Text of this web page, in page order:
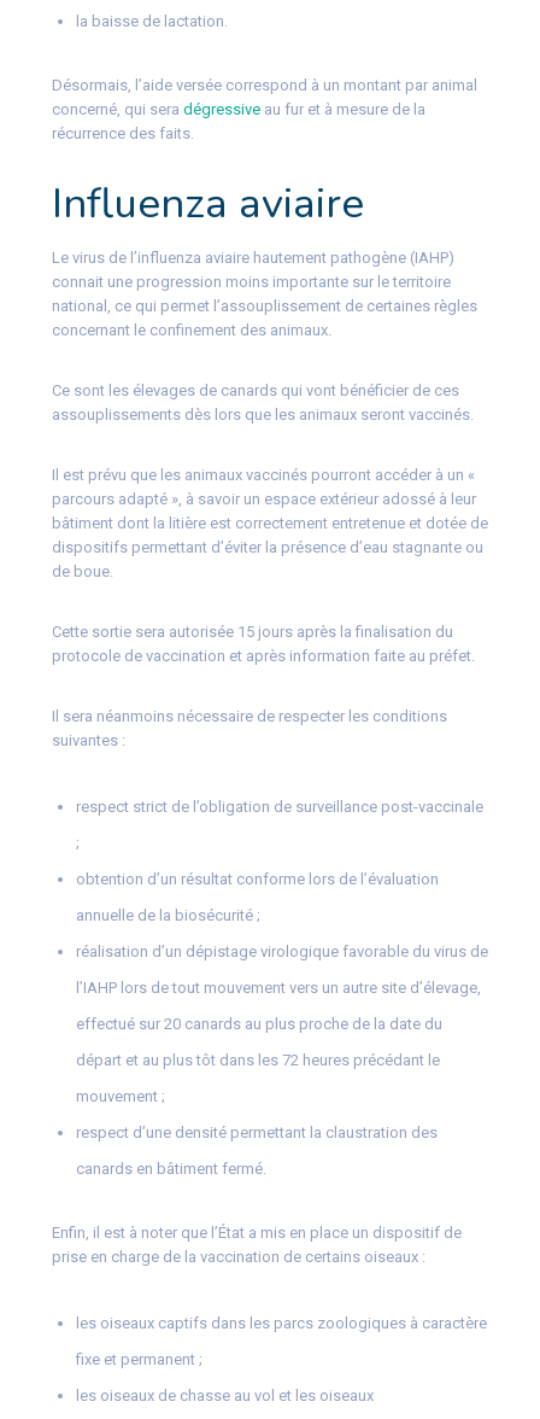
la baisse de lactation.
Désormais, l’aide versée correspond à un montant par animal
concerné, qui sera dégressiveau fur et à mesure de la
récurrence des faits.
Influenza aviaire
Le virus de l’influenza aviaire hautement pathogène (IAHP)
connait une progression moins importante sur le territoire
national, ce qui permet l’assouplissement de certaines règles
concernant le confinement des animaux.
Ce sont les élevages de canards qui vont bénéficier de ces
assouplissements dès lors que les animaux seront vaccinés.
Il est prévu que les animaux vaccinés pourront accéder à un «
parcours adapté », à savoir un espace extérieur adossé à leur
bâtiment dont la litière est correctement entretenue et dotée de
dispositifs permettant d’éviter la présence d’eau stagnante ou
de boue.
Cette sortie sera autorisée 15 jours après la finalisation du
protocole de vaccination et après information faite au préfet.
Il sera néanmoins nécessaire de respecter les conditions
suivantes :
respect strict de l’obligation de surveillance post-vaccinale
;
obtention d’un résultat conforme lors de l’évaluation
annuelle de la biosécurité ;
réalisation d’un dépistage virologique favorable du virus de
l’IAHP lors de tout mouvement vers un autre site d’élevage,
effectué sur 20 canards au plus proche de la date du
départ et au plus tôt dans les 72 heures précédant le
mouvement ;
respect d’une densité permettant la claustration des
canards en bâtiment fermé.
Enfin, il est à noter que l’État a mis en place un dispositif de
prise en charge de la vaccination de certains oiseaux :
les oiseaux captifs dans les parcs zoologiques à caractère
fixe et permanent ;
les oiseaux de chasse au vol et les oiseaux